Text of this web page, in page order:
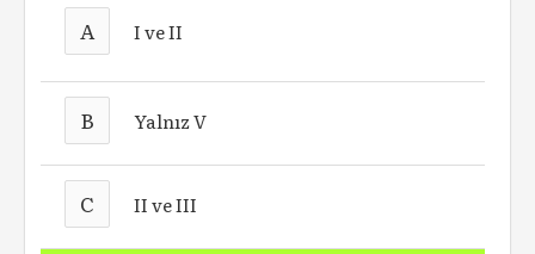
A I ve II
B Yalnız V
C II ve III